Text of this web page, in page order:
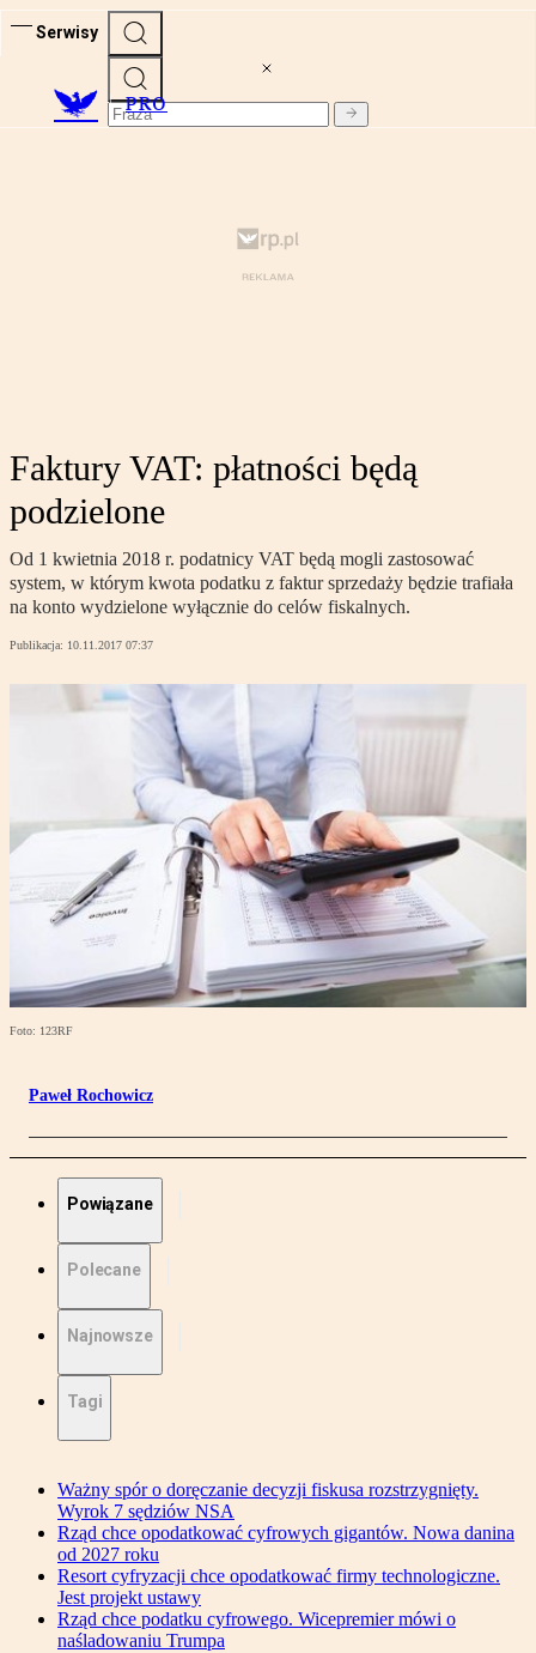
Serwisy
PRO
Faktury VAT: płatności będą
podzielone
Od 1 kwietnia 2018 r. podatnicy VAT będą mogli zastosować
system, w którym kwota podatku z faktur sprzedaży będzie trafiała
na konto wydzielone wyłącznie do celów fiskalnych.
Publikacja: 10.11.2017 07:37
Foto: 123RF
Paweł Rochowicz
Powiązane
Polecane
Najnowsze
Tagi
Ważny spór o doręczanie decyzji fiskusa rozstrzygnięty.
Wyrok 7 sędziów NSA
Rząd chce opodatkować cyfrowych gigantów. Nowa danina
od 2027 roku
Resort cyfryzacji chce opodatkować firmy technologiczne.
Jest projekt ustawy
Rząd chce podatku cyfrowego. Wicepremier mówi o
naśladowaniu Trumpa